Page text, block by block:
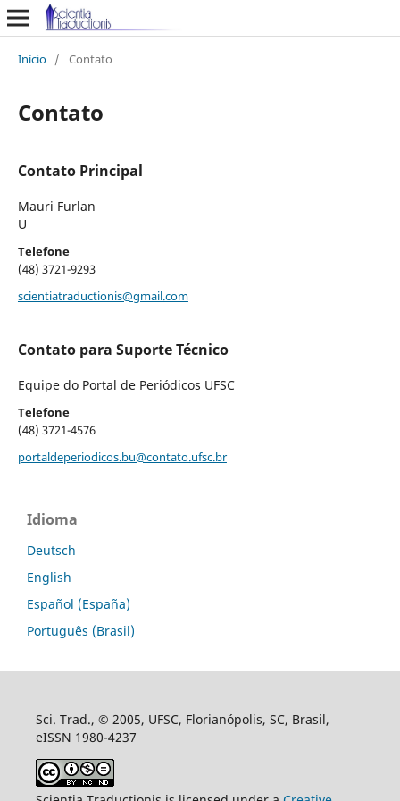
Início / Contato
Contato
Contato Principal
Mauri Furlan
U
Telefone
(48) 3721-9293
scientiatraductionis@gmail.com
Contato para Suporte Técnico
Equipe do Portal de Periódicos UFSC
Telefone
(48) 3721-4576
portaldeperiodicos.bu@contato.ufsc.br
Idioma
Deutsch
English
Español (España)
Português (Brasil)
Sci. Trad., © 2005, UFSC, Florianópolis, SC, Brasil,
eISSN 1980-4237